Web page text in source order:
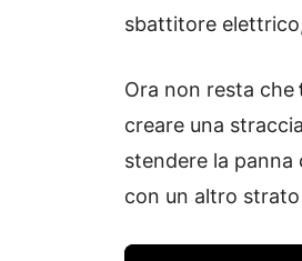
sbattitore
Ora non resta che
creare una
stendere la
con un altro